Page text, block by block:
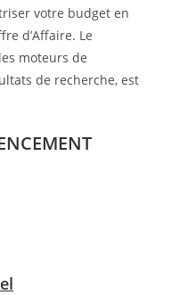
votre budget en
d’Affaire. Le
moteurs de
de recherche, est